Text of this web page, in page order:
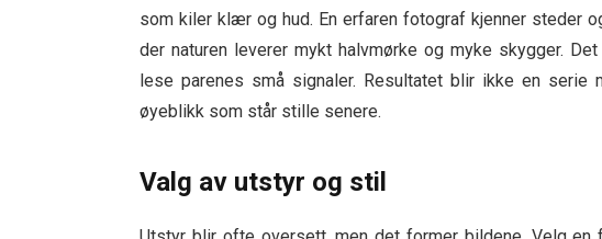
som kiler klær og hud. En erfaren fotograf kjenner steder
der naturen leverer mykt halvmørke og myke skygger.
lese parenes små signaler. Resultatet blir ikke en serie
øyeblikk som står stille senere.
Valg av utstyr og stil